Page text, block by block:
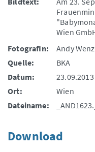
Wien
FotografIn:
Andy
Quelle:
BKA
Datum:
23.09.2013
Ort:
Wien
Dateiname:
Download